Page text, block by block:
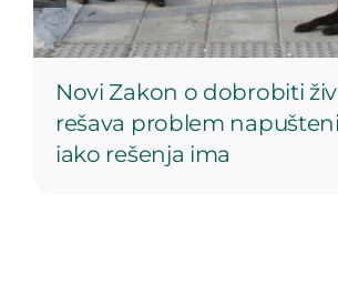
Novi Zakon o dobrobiti
rešava problem
iako rešenja ima